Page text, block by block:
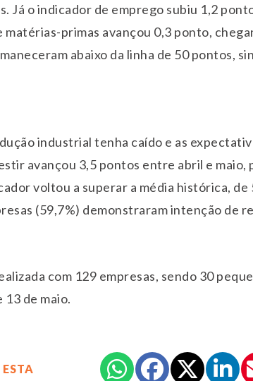
Já o indicador de emprego subiu 1,2
matérias-primas avançou 0,3 ponto,
abaixo da linha de 50 pontos,
industrial tenha caído e as
avançou 3,5 pontos entre abril e maio,
voltou a superar a média histórica, de
(59,7%) demonstraram intenção de
com 129 empresas, sendo 30
13 de maio.